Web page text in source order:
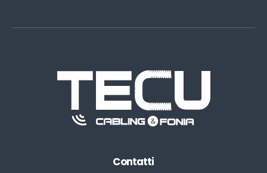
Contatti